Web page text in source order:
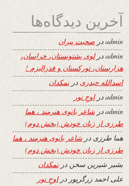
آخرین دیدگاه‌ها
adminدر صحبت پیران
admin درلوی پشتونستان، خراسان،
هزارستان، تورکستان و فدرالیزم !
اسدالله حیدری درنمکدان
adminدراوجِ نور
adminدر شاعر بانوی هنرمند ، هما
طرزی از زبان خودش (بخش دوم)
هما طرزی در شاعر بانوی هنرمند ، هما
طرزی از زبان خودش (بخش دوم)
بشیر شیرین سخن درنمکدان
علی احمد زرگرپور دراوجِ نور